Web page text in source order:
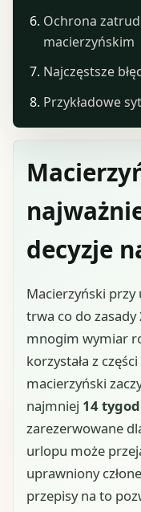
decyzje
Macierzyński
trwa co do zasady
mnogim wymiar
korzystała z
macierzyński
najmniej 14
zarezerwowane
urlopu może
uprawniony
przepisy na to
Ochrona
macierzyńskim
Najczęstsze
Przykładowe